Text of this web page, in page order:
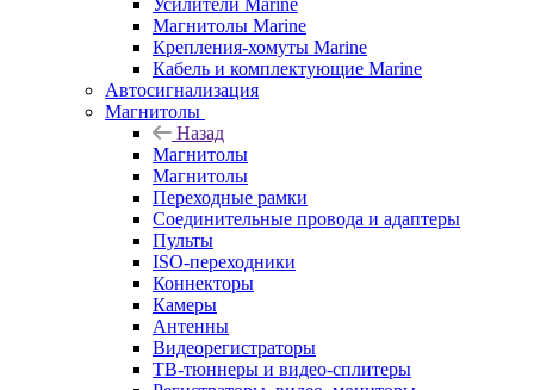
Усилители Marine
Магнитолы Marine
Крепления-хомуты Marine
Кабель и комплектующие Marine
Автосигнализация
Магнитолы
Назад
Магнитолы
Магнитолы
Переходные рамки
Соединительные провода и адаптеры
Пульты
ISO-переходники
Коннекторы
Камеры
Антенны
Видеорегистраторы
ТВ-тюннеры и видео-сплитеры